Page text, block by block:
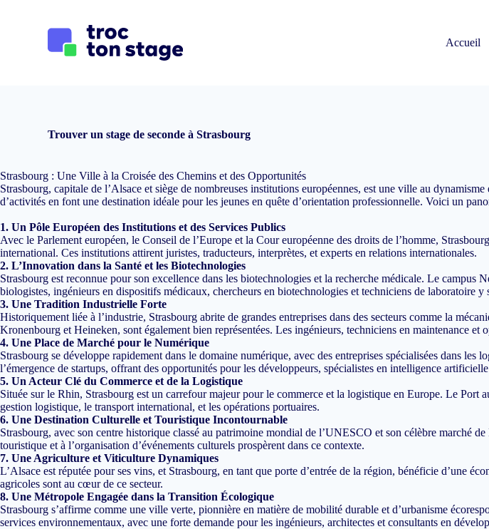
n
u
Accueil
Trouver un stage de seconde à Strasbourg
Strasbourg : Une Ville à la Croisée des Chemins et des Opportunités
Strasbourg, capitale de l’Alsace et siège de nombreuses institutions européennes, est une ville au
d’activités en font une destination idéale pour les jeunes en quête d’orientation professionnelle. Voici un
1. Un Pôle Européen des Institutions et des Services Publics
Avec le Parlement européen, le Conseil de l’Europe et la Cour européenne des droits de l’homme,
international. Ces institutions attirent juristes, traducteurs, interprètes, et experts en relations internationales.
2. L’Innovation dans la Santé et les Biotechnologies
Strasbourg est reconnue pour son excellence dans les biotechnologies et la recherche médicale. Le
biologistes, ingénieurs en dispositifs médicaux, chercheurs en biotechnologies et techniciens de laboratoire y
3. Une Tradition Industrielle Forte
Historiquement liée à l’industrie, Strasbourg abrite de grandes entreprises dans des secteurs comme la
Kronenbourg et Heineken, sont également bien représentées. Les ingénieurs, techniciens en maintenance et
4. Une Place de Marché pour le Numérique
Strasbourg se développe rapidement dans le domaine numérique, avec des entreprises spécialisées dans
l’émergence de startups, offrant des opportunités pour les développeurs, spécialistes en intelligence
5. Un Acteur Clé du Commerce et de la Logistique
Située sur le Rhin, Strasbourg est un carrefour majeur pour le commerce et la logistique en Europe. Le
gestion logistique, le transport international, et les opérations portuaires.
6. Une Destination Culturelle et Touristique Incontournable
Strasbourg, avec son centre historique classé au patrimoine mondial de l’UNESCO et son célèbre marché
touristique et à l’organisation d’événements culturels prospèrent dans ce contexte.
7. Une Agriculture et Viticulture Dynamiques
L’Alsace est réputée pour ses vins, et Strasbourg, en tant que porte d’entrée de la région, bénéficie d’une
agricoles sont au cœur de ce secteur.
8. Une Métropole Engagée dans la Transition Écologique
Strasbourg s’affirme comme une ville verte, pionnière en matière de mobilité durable et d’urbanisme
services environnementaux, avec une forte demande pour les ingénieurs, architectes et consultants en